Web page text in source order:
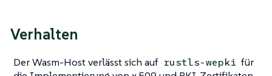
Verhalten
Der Wasm-Host verlässt sich auf rustls-wepki für